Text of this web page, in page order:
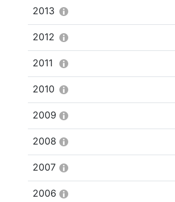
2013
2012
2011
2010
2009
2008
2007
2006